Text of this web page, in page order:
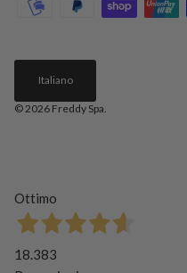
Italiano
© 2026 Freddy Spa.
Ottimo
18.383